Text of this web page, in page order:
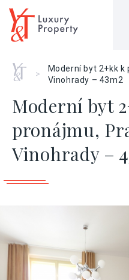
Home
>
Moderní byt 2+kk k
Vinohrady – 43m2
Moderní byt
pronájmu,
Vinohrady –